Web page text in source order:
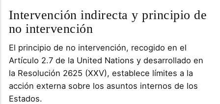
Intervención indirecta y principio de
no intervención
El principio de no intervención, recogido en el
Artículo 2.7 de la United Nations y desarrollado en
la Resolución 2625 (XXV), establece límites a la
acción externa sobre los asuntos internos de los
Estados.